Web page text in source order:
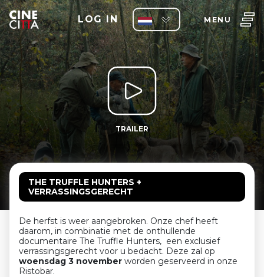
LOG IN MENU
TRAILER
THE TRUFFLE HUNTERS +
VERRASSINGSGERECHT
De herfst is weer aangebroken. Onze chef heeft
daarom, in combinatie met de onthullende
documentaire The Truffle Hunters, een exclusief
verrassingsgerecht voor u bedacht. Deze zal op
woensdag 3 november worden geserveerd in onze
Ristobar.